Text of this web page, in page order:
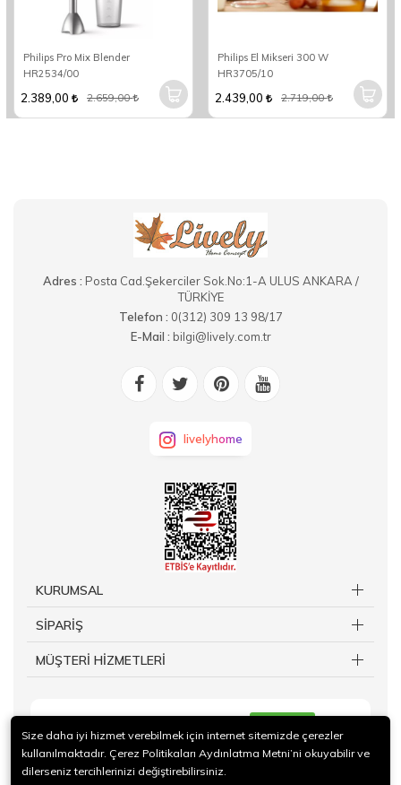
Philips Pro Mix Blender
HR2534/00
2.389,00 2.659,00
Philips El Mikseri 300 W
HR3705/10
2.439,00 2.719,00
Adres : Posta Cad.Şekerciler Sok.No:1-A ULUS ANKARA /
TÜRKİYE
Telefon : 0(312) 309 13 98/17
E-Mail : bilgi@lively.com.tr
livelyhome
KURUMSAL
SİPARİŞ
MÜŞTERİ HİZMETLERİ
Size daha iyi hizmet verebilmek için internet sitemizde çerezler
kullanılmaktadır. Çerez Politikaları Aydınlatma Metni’ni okuyabilir ve
dilerseniz tercihlerinizi değiştirebilirsiniz.